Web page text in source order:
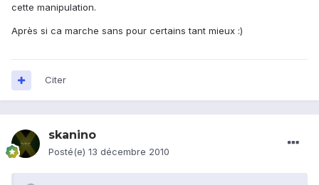
cette manipulation.
Après si ca marche sans pour certains tant mieux :)
Citer
skanino
Posté(e) 13 décembre 2010